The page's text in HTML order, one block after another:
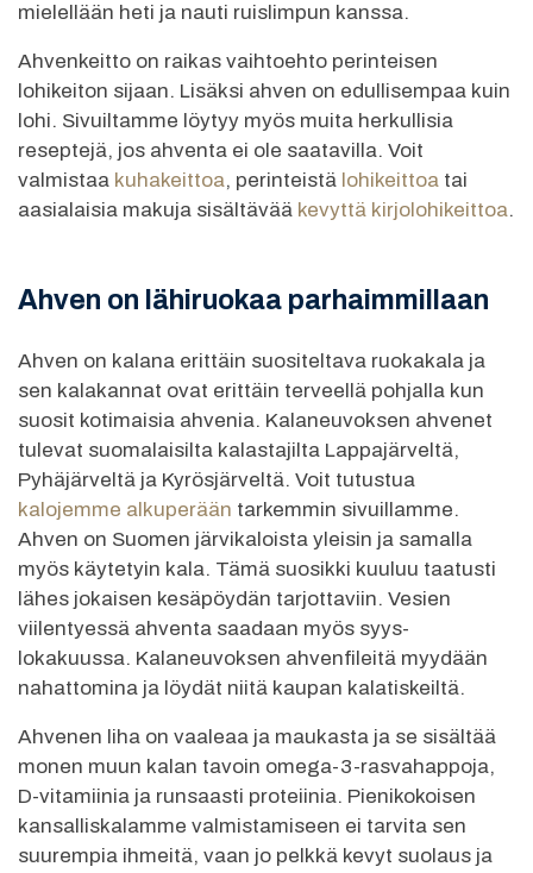
mielellään heti ja nauti ruislimpun kanssa.
Ahvenkeitto on raikas vaihtoehto perinteisen
lohikeiton sijaan. Lisäksi ahven on edullisempaa kuin
lohi. Sivuiltamme löytyy myös muita herkullisia
reseptejä, jos ahventa ei ole saatavilla. Voit
valmistaa kuhakeittoa, perinteistä lohikeittoa tai
aasialaisia makuja sisältävää kevyttä kirjolohikeittoa.
Ahven on lähiruokaa parhaimmillaan
Ahven on kalana erittäin suositeltava ruokakala ja
sen kalakannat ovat erittäin terveellä pohjalla kun
suosit kotimaisia ahvenia. Kalaneuvoksen ahvenet
tulevat suomalaisilta kalastajilta Lappajärveltä,
Pyhäjärveltä ja Kyrösjärveltä. Voit tutustua
kalojemme alkuperään tarkemmin sivuillamme.
Ahven on Suomen järvikaloista yleisin ja samalla
myös käytetyin kala. Tämä suosikki kuuluu taatusti
lähes jokaisen kesäpöydän tarjottaviin. Vesien
viilentyessä ahventa saadaan myös syys-
lokakuussa. Kalaneuvoksen ahvenfileitä myydään
nahattomina ja löydät niitä kaupan kalatiskeiltä.
Ahvenen liha on vaaleaa ja maukasta ja se sisältää
monen muun kalan tavoin omega-3-rasvahappoja,
D-vitamiinia ja runsaasti proteiinia. Pienikokoisen
kansalliskalamme valmistamiseen ei tarvita sen
suurempia ihmeitä, vaan jo pelkkä kevyt suolaus ja